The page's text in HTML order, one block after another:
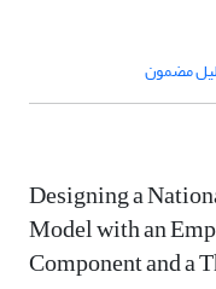
مضمون
Designing a
Model with an
Component and a